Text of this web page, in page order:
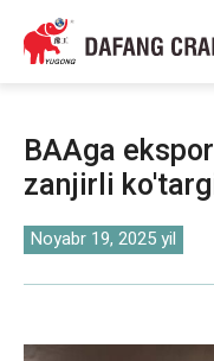
BAAga
zanjirli
Noyabr 19, 2025 yil
हिन्दी
Bahasa Indonesia
简体中文
বাংলা
فارسی
Pilipino
Українська